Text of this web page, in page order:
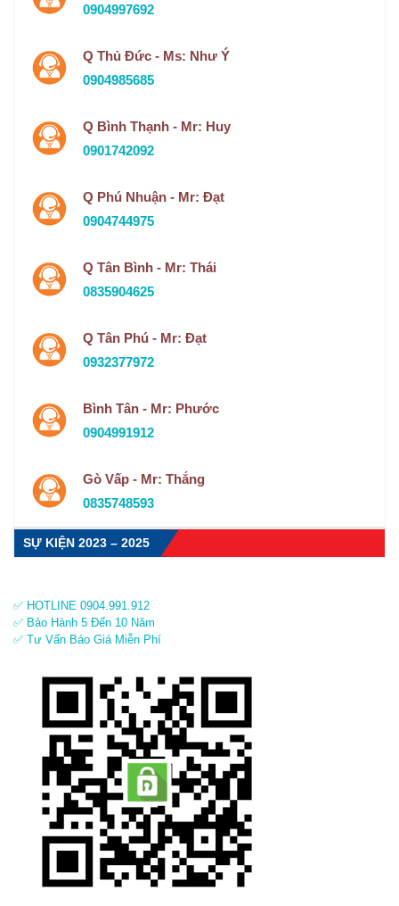
0904997692
Q Thủ Đức - Ms: Như Ý
0904985685
Q Bình Thạnh - Mr: Huy
0901742092
Q Phú Nhuận - Mr: Đạt
0904744975
Q Tân Bình - Mr: Thái
0835904625
Q Tân Phú - Mr: Đạt
0932377972
Bình Tân - Mr: Phước
0904991912
Gò Vấp - Mr: Thắng
0835748593
SỰ KIỆN 2023 – 2025
✅ HOTLINE 0904.991.912
✅ Bảo Hành 5 Đến 10 Năm
✅ Tư Vấn Báo Giá Miễn Phí